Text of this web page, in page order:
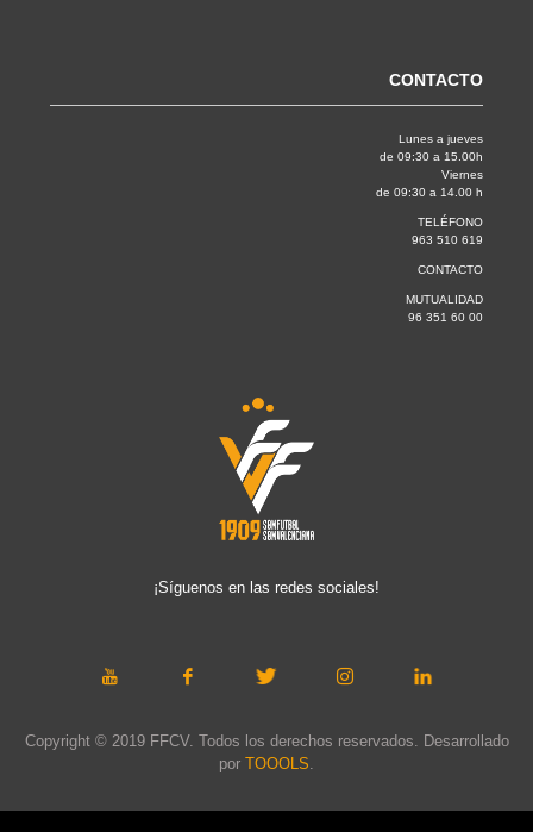
CONTACTO
Lunes a jueves
de 09:30 a 15.00h
Viernes
de 09:30 a 14.00 h
TELÉFONO
963 510 619
CONTACTO
MUTUALIDAD
96 351 60 00
¡Síguenos en las redes sociales!
Copyright © 2019 FFCV. Todos los derechos reservados. Desarrollado
por TOOOLS